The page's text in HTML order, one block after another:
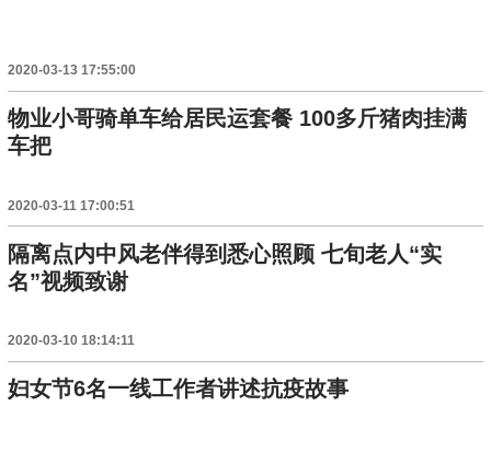
2020-03-13 17:55:00
物业小哥骑单车给居民运套餐 100多斤猪肉挂满
车把
2020-03-11 17:00:51
隔离点内中风老伴得到悉心照顾 七旬老人“实
名”视频致谢
2020-03-10 18:14:11
妇女节6名一线工作者讲述抗疫故事